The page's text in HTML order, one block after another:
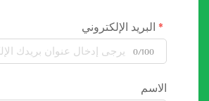
البريد الإلكتروني
0/100
الاسم